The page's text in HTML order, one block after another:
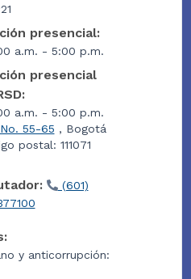
presencial:
a.m. - 5:00 p.m.
presencial
a.m. - 5:00 p.m.
55-65 , Bogotá
postal: 111071
(601)
y anticorrupción: